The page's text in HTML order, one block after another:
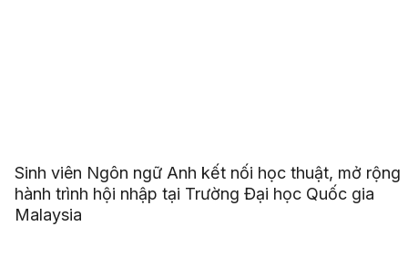
Sinh viên Ngôn ngữ Anh kết nối học thuật, mở rộng
hành trình hội nhập tại Trường Đại học Quốc gia
Malaysia